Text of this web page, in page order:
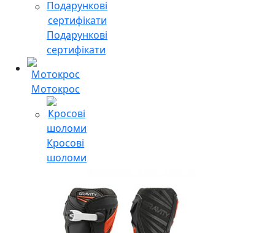
Подарункові
сертифікати
Мотокрос
Кросові
шоломи